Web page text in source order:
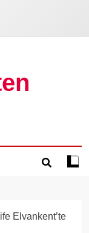
Koyu
Elvankent’te